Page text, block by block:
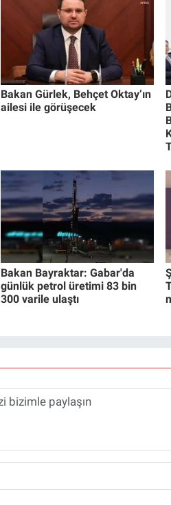
Bakan Gürlek, Behçet Oktay’ın
ailesi ile görüşecek
Bakan Bayraktar: Gabar'da
günlük petrol üretimi 83 bin
300 varile ulaştı